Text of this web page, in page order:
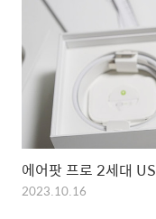
에어팟 프로 2세대
2023.10.16